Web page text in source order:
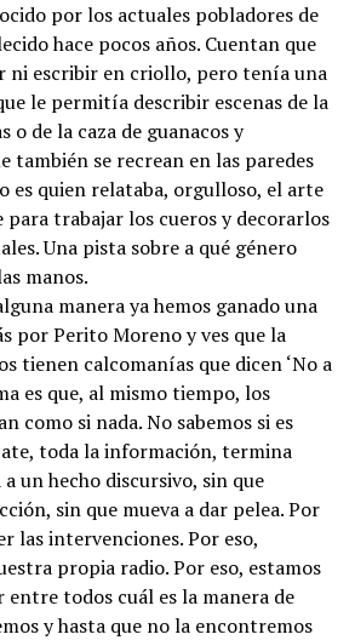
por los actuales pobladores de
hace pocos años. Cuentan que
ni escribir en criollo, pero tenía una
le permitía describir escenas de la
o de la caza de guanacos y
también se recrean en las paredes
es quien relataba, orgulloso, el arte
para trabajar los cueros y decorarlos
Una pista sobre a qué género
manos.
manera ya hemos ganado una
por Perito Moreno y ves que la
tienen calcomanías que dicen ‘No a
es que, al mismo tiempo, los
como si nada. No sabemos si es
toda la información, termina
un hecho discursivo, sin que
sin que mueva a dar pelea. Por
las intervenciones. Por eso,
propia radio. Por eso, estamos
todos cuál es la manera de
y hasta que no la encontremos